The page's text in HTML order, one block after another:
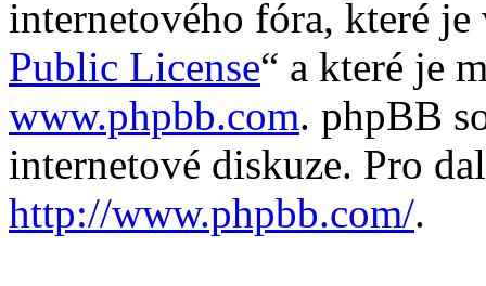
internetového fóra, které
Public License“ a které je
www.phpbb.com. phpBB
internetové diskuze. Pro
http://www.phpbb.com/.